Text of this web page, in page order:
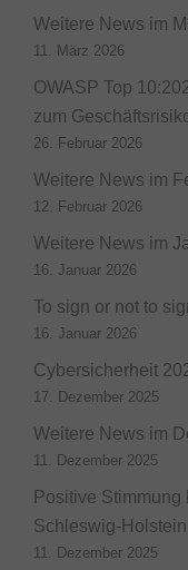
Weitere News im
11. März 2026
OWASP Top
zum
26. Februar 2026
Weitere News im
12. Februar 2026
Weitere News im
16. Januar 2026
To sign or not to
16. Januar 2026
Cybersicherheit
17. Dezember 2025
Weitere News im
11. Dezember 2025
Positive
Schleswig-Holstein
11. Dezember 2025